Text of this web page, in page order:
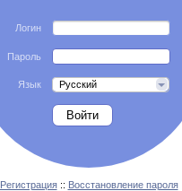
Логин
Пароль
Язык Русский
Регистрация :: Восстановление пароля